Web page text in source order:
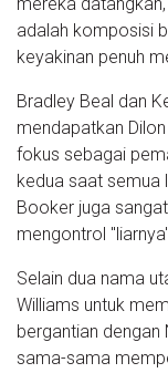
mereka
adalah komposisi
keyakinan penuh
Bradley Beal dan
mendapatkan
fokus sebagai
kedua saat semua
Booker juga
mengontrol
Selain dua nama
Williams untuk
bergantian dengan
sama-sama